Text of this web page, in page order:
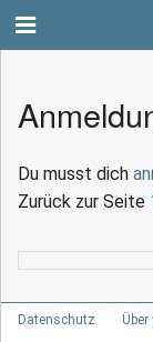
Du musst dich
Zurück zur Seite
Datenschutz Über